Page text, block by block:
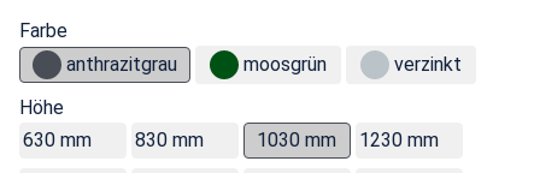
Farbe
anthrazitgrau
moosgrün
verzinkt
Höhe
630 mm
830 mm 1030 mm
1230 mm